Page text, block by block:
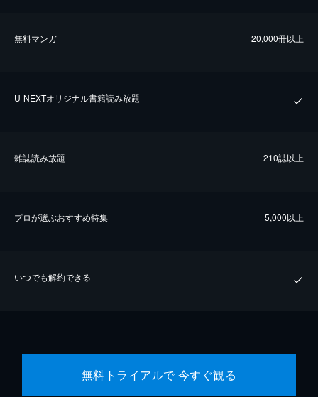
無料マンガ 20,000冊以上
U-NEXTオリジナル書籍読み放題
雑誌読み放題 210誌以上
プロが選ぶおすすめ特集 5,000以上
いつでも解約できる
無料トライアルで 今すぐ観る